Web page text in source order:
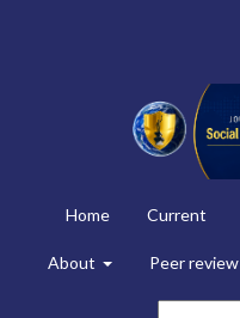
Home Current
About Peer review